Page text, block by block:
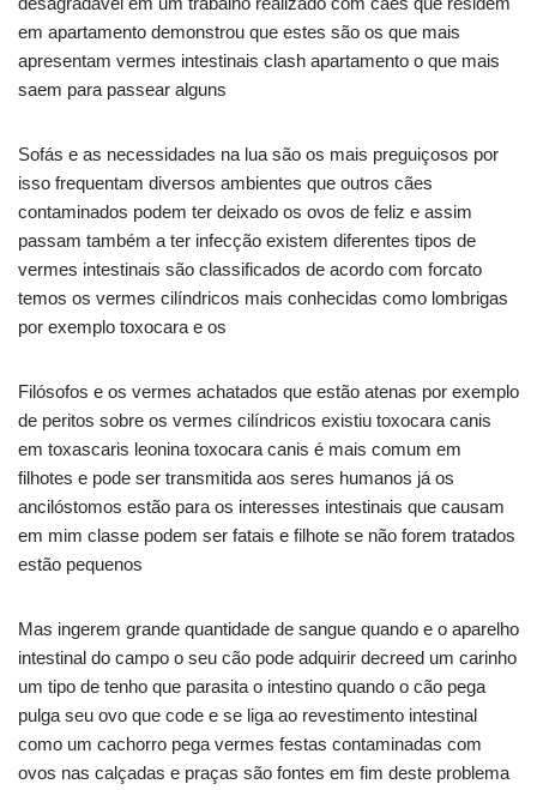
em apartamento demonstrou que estes são os que mais
apresentam vermes intestinais clash apartamento o que mais
saem para passear alguns
Sofás e as necessidades na lua são os mais preguiçosos por
isso frequentam diversos ambientes que outros cães
contaminados podem ter deixado os ovos de feliz e assim
passam também a ter infecção existem diferentes tipos de
vermes intestinais são classificados de acordo com forcato
temos os vermes cilíndricos mais conhecidas como lombrigas
por exemplo toxocara e os
Filósofos e os vermes achatados que estão atenas por exemplo
de peritos sobre os vermes cilíndricos existiu toxocara canis
em toxascaris leonina toxocara canis é mais comum em
filhotes e pode ser transmitida aos seres humanos já os
ancilóstomos estão para os interesses intestinais que causam
em mim classe podem ser fatais e filhote se não forem tratados
estão pequenos
Mas ingerem grande quantidade de sangue quando e o aparelho
intestinal do campo o seu cão pode adquirir decreed um carinho
um tipo de tenho que parasita o intestino quando o cão pega
pulga seu ovo que code e se liga ao revestimento intestinal
como um cachorro pega vermes festas contaminadas com
ovos nas calçadas e praças são fontes em fim deste problema